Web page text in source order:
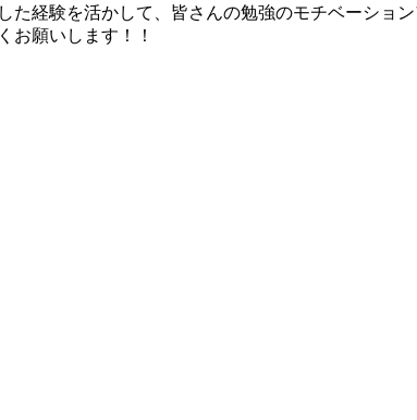
経験を活かして、皆さんの勉強のモチベーショ
お願いします！！